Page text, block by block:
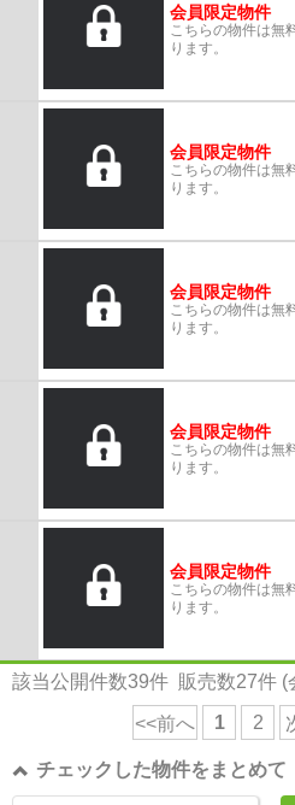
会員限定物件
こちらの物件は無
ります。
会員限定物件
こちらの物件は無
ります。
会員限定物件
こちらの物件は無
ります。
会員限定物件
こちらの物件は無
ります。
会員限定物件
こちらの物件は無
ります。
該当公開件数39件 販売数27件 (
<<前へ 1 2
チェックした物件をまとめて